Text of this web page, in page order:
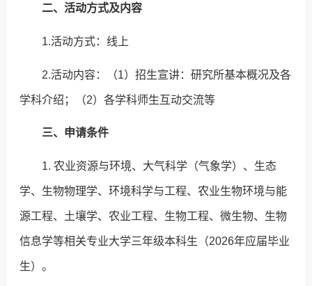
二、活动方式及内容
1.活动方式：线上
2.活动内容：（1）招生宣讲：研究所基本概况及各
学科介绍；（2）各学科师生互动交流等
三、申请条件
1. 农业资源与环境、大气科学（气象学）、生态
学、生物物理学、环境科学与工程、农业生物环境与能
源工程、土壤学、农业工程、生物工程、微生物、生物
信息学等相关专业大学三年级本科生（2026年应届毕业
生）。